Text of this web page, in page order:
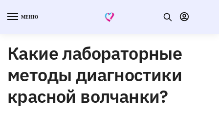
МЕНЮ
Какие лабораторные
методы диагностики
красной волчанки?